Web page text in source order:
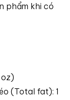
phẩm khi có
(Total fat): 1